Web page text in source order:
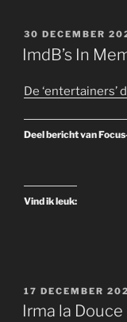
GEPLAATST
OP
30 DECEMBER
ImdB’s In
De ‘entertainers’
Deel bericht van
Vind ik leuk:
GEPLAATST
OP
17 DECEMBER
Irma la